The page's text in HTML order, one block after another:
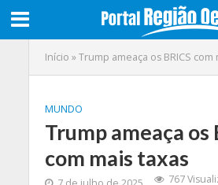
Início »Trump ameaça os BRICS com
MUNDO
Trump ameaça os
com mais taxas
767